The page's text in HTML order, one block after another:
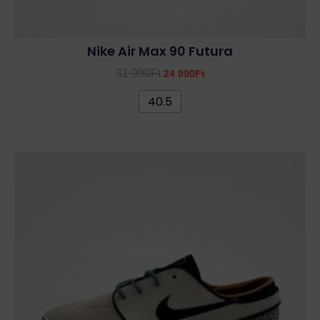
Nike Air Max 90 Futura
31 990Ft 24 990Ft
40.5
A
változatok
a